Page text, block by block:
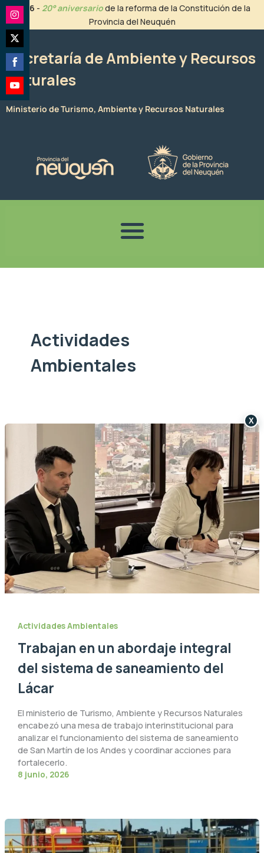
contenido
2026 - 20° aniversariode la reforma de la Constitución de la
Provincia del Neuquén
Secretaría de Ambiente y Recursos
Naturales
Ministerio de Turismo, Ambiente y Recursos Naturales
Actividades
Ambientales
Actividades Ambientales
Trabajan en un abordaje integral
del sistema de saneamiento del
Lácar
El ministerio de Turismo, Ambiente y Recursos Naturales
encabezó una mesa de trabajo interinstitucional para
analizar el funcionamiento del sistema de saneamiento
de San Martín de los Andes y coordinar acciones para
fortalecerlo.
8 junio, 2026
Share
on
Instagram
Share
on
Twitter
Share
on
Facebook
Share
on
X